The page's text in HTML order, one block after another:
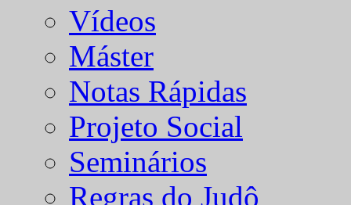
Vídeos
Máster
Notas Rápidas
Projeto Social
Seminários
Regras do Judô